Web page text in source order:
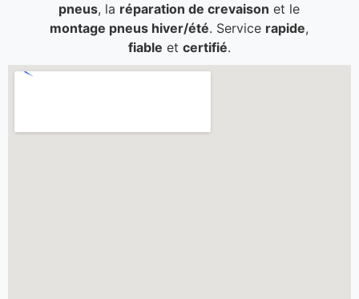
pneus, la réparation de crevaison et le
montage pneus hiver/été. Service rapide,
fiable et certifié.